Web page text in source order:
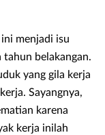
ini menjadi isu
tahun belakangan.
yang gila kerja
Sayangnya,
karena
kerja inilah